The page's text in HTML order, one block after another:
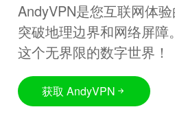
AndyVPN是您互联网体
突破地理边界和网络屏
这个无界限的数字世界！
获取 AndyVPN